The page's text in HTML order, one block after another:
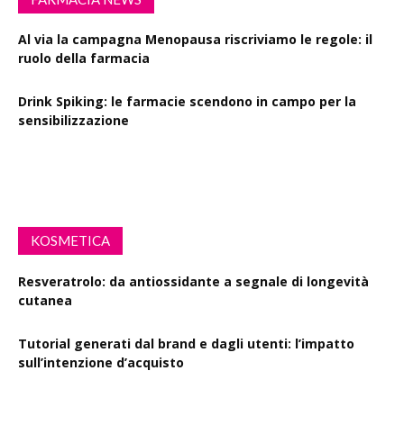
Al via la campagna Menopausa riscriviamo le regole: il
ruolo della farmacia
Drink Spiking: le farmacie scendono in campo per la
sensibilizzazione
KOSMETICA
Resveratrolo: da antiossidante a segnale di longevità
cutanea
Tutorial generati dal brand e dagli utenti: l’impatto
sull’intenzione d’acquisto